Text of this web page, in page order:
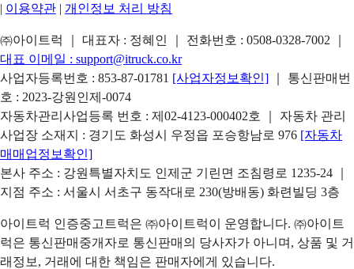
| 이용약관 | 개인정보 처리 방침
㈜아이트럭 ｜ 대표자 : 정혜인 ｜ 전화번호 : 0508-0328-7002
대표 이메일 : support@itruck.co.kr
사업자등록번호 : 853-87-01781 [사업자정보확인]
｜ 통신판매번
호 : 2023-강원인제-0074
자동차관리사업등록 번호 : 제02-4123-000402호 ｜ 자동차 관리
사업장 소재지 : 경기도 화성시 우정읍 포승항남로 976 [자동차
매매업정보확인]
본사 주소 : 강원특별자치도 인제군 기린면 조침령로 1235-24 ｜
지점 주소 : 서울시 서초구 동작대로 230(방배동) 화련빌딩 3층
아이트럭 인증중고트럭은 ㈜아이트럭이 운영합니다. ㈜아이트
럭은 통신판매중개자로 통신판매의 당사자가 아니며, 상품 및 거
래정보, 거래에 대한 책임은 판매자에게 있습니다.